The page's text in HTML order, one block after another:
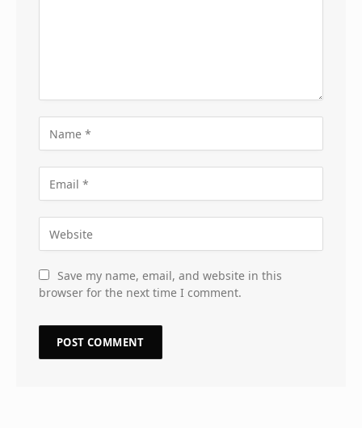
Save my name, email, and website in this
browser for the next time I comment.